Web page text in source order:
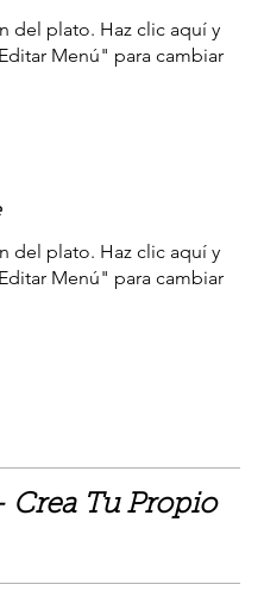
del plato. Haz clic aquí y
Menú" para cambiar
del plato. Haz clic aquí y
Menú" para cambiar
Crea Tu Propio